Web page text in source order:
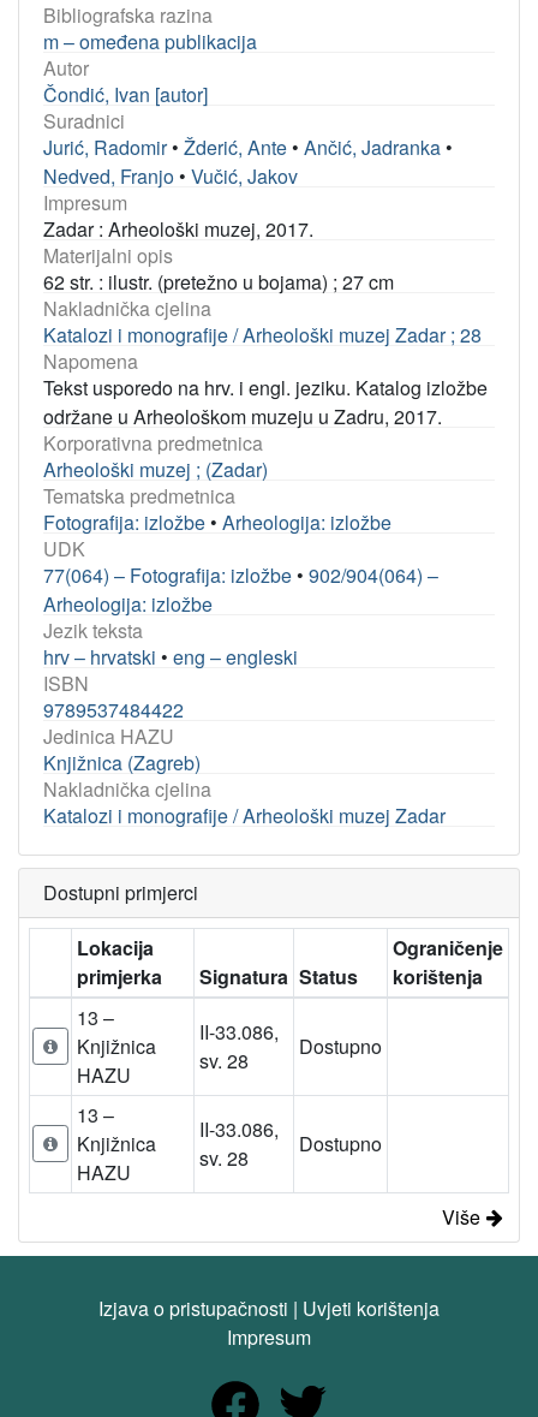
Bibliografska razina
m – omeđena publikacija
Autor
Čondić, Ivan [autor]
Suradnici
Jurić, Radomir• Žderić, Ante • Ančić, Jadranka •
Nedved, Franjo • Vučić, Jakov
Impresum
Zadar : Arheološki muzej, 2017.
Materijalni opis
62 str. : ilustr. (pretežno u bojama) ; 27 cm
Nakladnička cjelina
Katalozi i monografije / Arheološki muzej Zadar ; 28
Napomena
Tekst usporedo na hrv. i engl. jeziku. Katalog izložbe
održane u Arheološkom muzeju u Zadru, 2017.
Korporativna predmetnica
Arheološki muzej ; (Zadar)
Tematska predmetnica
Fotografija: izložbe • Arheologija: izložbe
UDK
77(064) – Fotografija: izložbe • 902/904(064) –
Arheologija: izložbe
Jezik teksta
hrv – hrvatski • eng – engleski
ISBN
9789537484422
Jedinica HAZU
Knjižnica (Zagreb)
Nakladnička cjelina
Katalozi i monografije / Arheološki muzej Zadar
Dostupni primjerci
Lokacija
primjerka
Signatura Status
Ograničenje
korištenja
13 –
Knjižnica
HAZU
II-33.086,
sv. 28
Dostupno
13 –
Knjižnica
HAZU
II-33.086,
sv. 28
Dostupno
Više
Izjava o pristupačnosti | Uvjeti korištenja
Impresum